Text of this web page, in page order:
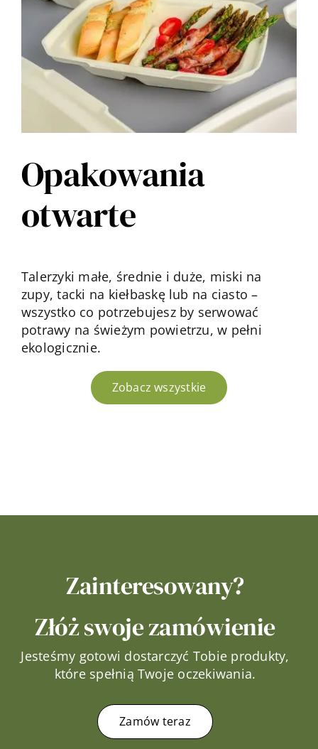
Opakowania
otwarte
Talerzyki małe, średnie i duże, miski na
zupy, tacki na kiełbaskę lub na ciasto –
wszystko co potrzebujesz by serwować
potrawy na świeżym powietrzu, w pełni
ekologicznie.
Zobacz wszystkie
Zainteresowany?
Złóż swoje zamówienie
Jesteśmy gotowi dostarczyć Tobie produkty,
które spełnią Twoje oczekiwania.
Zamów teraz